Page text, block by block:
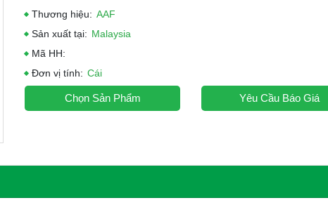
Thương hiệu: AAF
Sản xuất tại: Malaysia
Mã HH:
Đơn vị tính: Cái
Chọn Sản Phẩm Yêu Cầu Báo Giá